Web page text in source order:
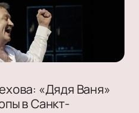
«Дядя Ваня»
в Санкт-